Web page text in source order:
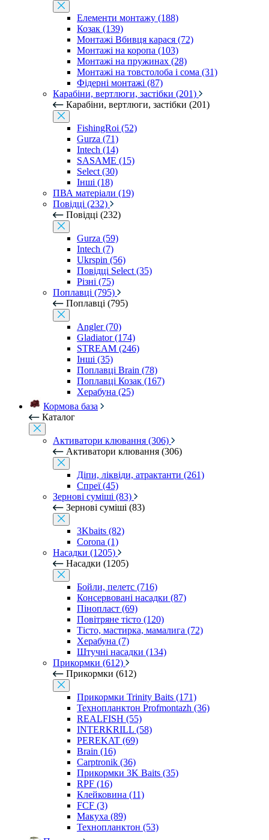
Елементи монтажу (188)
Козак (139)
Монтажі Вбивця карася (72)
Монтажі на коропа (103)
Монтажі на пружинах (28)
Монтажі на товстолоба і сома (31)
Фідерні монтажі (87)
Карабіни, вертлюги, застібки (201)
Карабіни, вертлюги, застібки (201)
FishingRoi (52)
Gurza (71)
Intech (14)
SASAME (15)
Select (30)
Інші (18)
ПВА матеріали (19)
Повідці (232)
Повідці (232)
Gurza (59)
Intech (7)
Ukrspin (56)
Повідці Select (35)
Різні (75)
Поплавці (795)
Поплавці (795)
Angler (70)
Gladiator (174)
STREAM (246)
Інші (35)
Поплавці Brain (78)
Поплавці Козак (167)
Херабуна (25)
Кормова база
Каталог
Активатори клювання (306)
Активатори клювання (306)
Діпи, ліквіди, атрактанти (261)
Спреї (45)
Зернові суміші (83)
Зернові суміші (83)
3Kbaits (82)
Corona (1)
Насадки (1205)
Насадки (1205)
Бойли, пелетс (716)
Консервовані насадки (87)
Пінопласт (69)
Повітряне тісто (120)
Тісто, мастирка, мамалига (72)
Херабуна (7)
Штучні насадки (134)
Прикормки (612)
Прикормки (612)
Прикормки Trinity Baits (171)
Технопланктон Profmontazh (36)
REALFISH (55)
INTERKRILL (58)
PEREKAT (69)
Brain (16)
Carptronik (36)
Прикормки 3K Baits (35)
RPF (16)
Клейковина (11)
FCF (3)
Макуха (89)
Технопланктон (53)